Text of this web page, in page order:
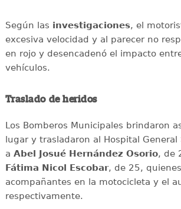
Según las investigaciones, el
excesiva velocidad y al parecer no
en rojo y desencadenó el impacto
vehículos.
Traslado de heridos
Los Bomberos Municipales brindaron
lugar y trasladaron al Hospital General
a Abel Josué Hernández Osorio, de
Fátima Nicol Escobar, de 25,
acompañantes en la motocicleta y el
respectivamente.